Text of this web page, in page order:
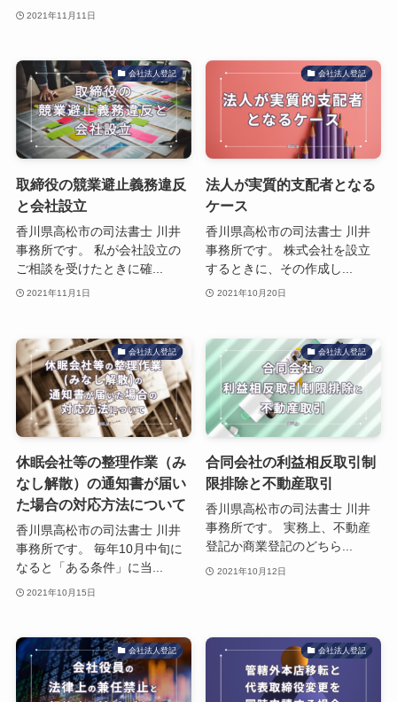
2021年11月11日
会社法人登記
取締役の競業避止義務違反
と会社設立
香川県高松市の司法書士 川井
事務所です。 私が会社設立の
ご相談を受けたときに確...
2021年11月1日
会社法人登記
法人が実質的支配者となる
ケース
香川県高松市の司法書士 川井
事務所です。 株式会社を設立
するときに、その作成し...
2021年10月20日
会社法人登記
休眠会社等の整理作業（み
なし解散）の通知書が届い
た場合の対応方法について
香川県高松市の司法書士 川井
事務所です。 毎年10月中旬に
なると「ある条件」に当...
2021年10月15日
会社法人登記
合同会社の利益相反取引制
限排除と不動産取引
香川県高松市の司法書士 川井
事務所です。 実務上、不動産
登記か商業登記のどちら...
2021年10月12日
会社法人登記 会社法人登記